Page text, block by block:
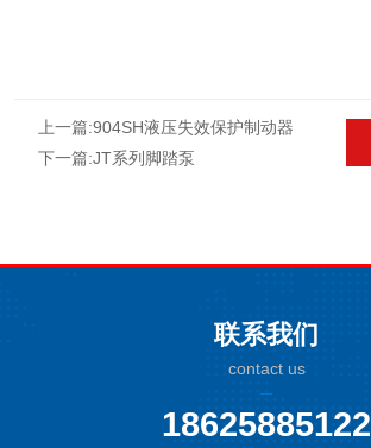
上一篇:904SH液压失效保护制动器
下一篇:JT系列脚踏泵
联系我们
contact us
18625885122